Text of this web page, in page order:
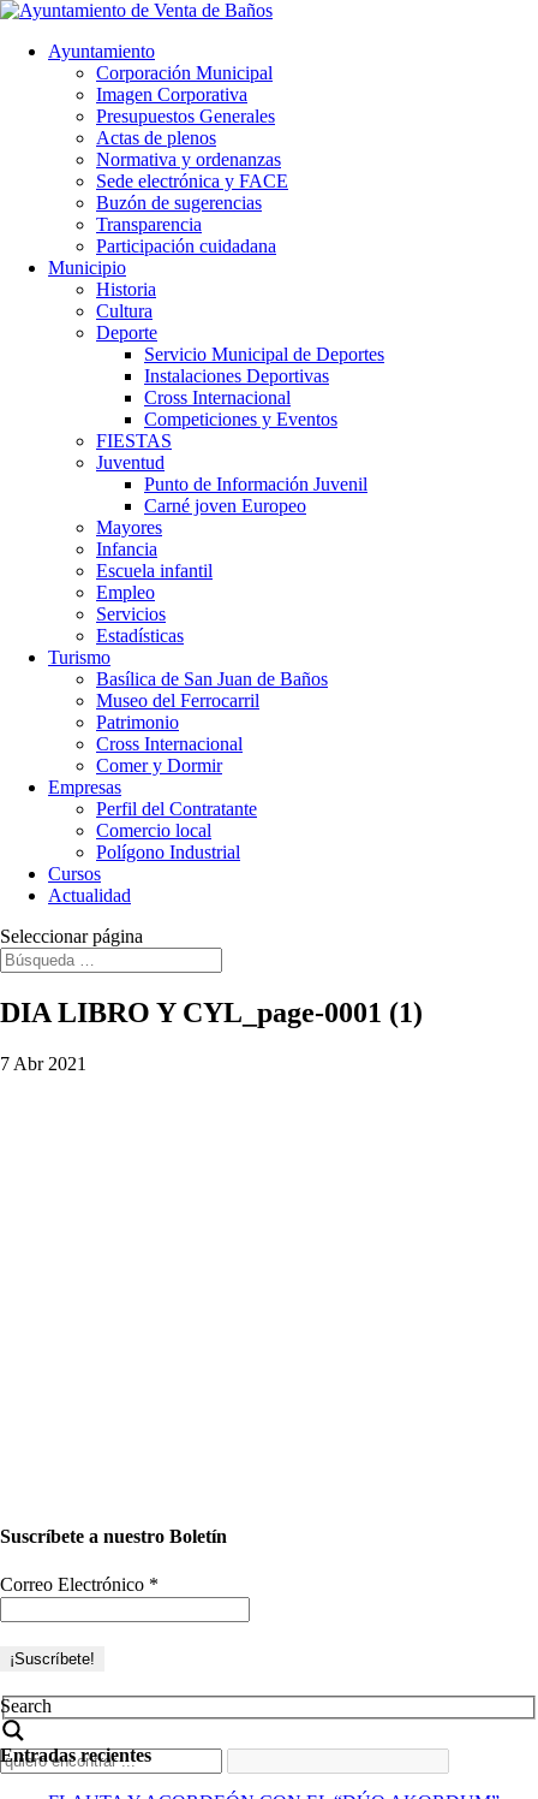
Ayuntamiento
Corporación Municipal
Imagen Corporativa
Presupuestos Generales
Actas de plenos
Normativa y ordenanzas
Sede electrónica y FACE
Buzón de sugerencias
Transparencia
Participación cuidadana
Municipio
Historia
Cultura
Deporte
Servicio Municipal de Deportes
Instalaciones Deportivas
Cross Internacional
Competiciones y Eventos
FIESTAS
Juventud
Punto de Información Juvenil
Carné joven Europeo
Mayores
Infancia
Escuela infantil
Empleo
Servicios
Estadísticas
Turismo
Basílica de San Juan de Baños
Museo del Ferrocarril
Patrimonio
Cross Internacional
Comer y Dormir
Empresas
Perfil del Contratante
Comercio local
Polígono Industrial
Cursos
Actualidad
Seleccionar página
DIA LIBRO Y CYL_page-0001 (1)
7 Abr 2021
Suscríbete a nuestro Boletín
Correo Electrónico *
Search
Entradas recientes